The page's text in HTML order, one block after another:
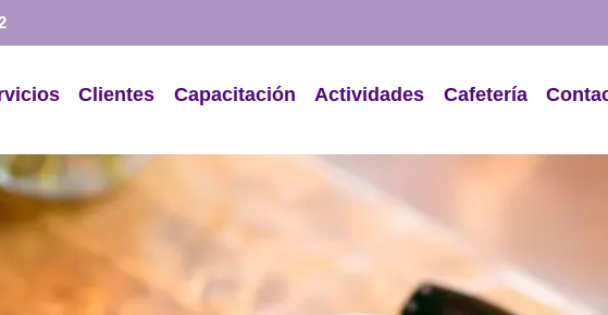
Clientes Capacitación Actividades Cafetería